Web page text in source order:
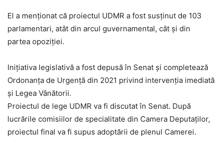
El a menţionat că proiectul UDMR a fost susţinut de 103
parlamentari, atât din arcul guvernamental, cât şi din
partea opoziţiei.
Iniţiativa legislativă a fost depusă în Senat și completează
Ordonanţa de Urgenţă din 2021 privind intervenţia imediată
şi Legea Vânătorii.
Proiectul de lege UDMR va fi discutat în Senat. După
lucrările comisiilor de specialitate din Camera Deputaţilor,
proiectul final va fi supus adoptării de plenul Camerei.